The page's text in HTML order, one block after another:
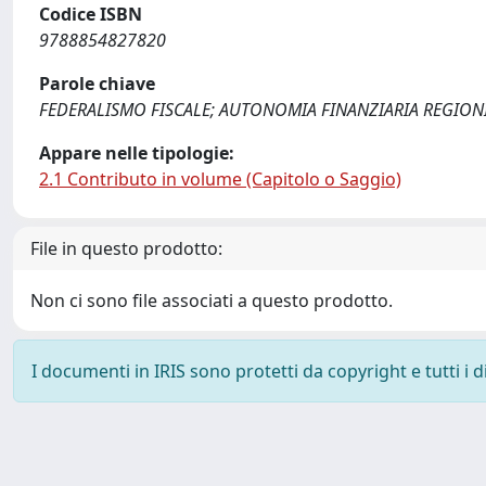
Codice ISBN
9788854827820
Parole chiave
FEDERALISMO FISCALE; AUTONOMIA FINANZIARIA
Appare nelle tipologie:
2.1 Contributo in volume (Capitolo o Saggio)
File in questo prodotto:
Non ci sono file associati a questo prodotto.
I documenti in IRIS sono protetti da copyright e tutti i